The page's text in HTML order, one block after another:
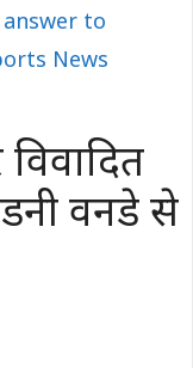
to
News
वनडे से